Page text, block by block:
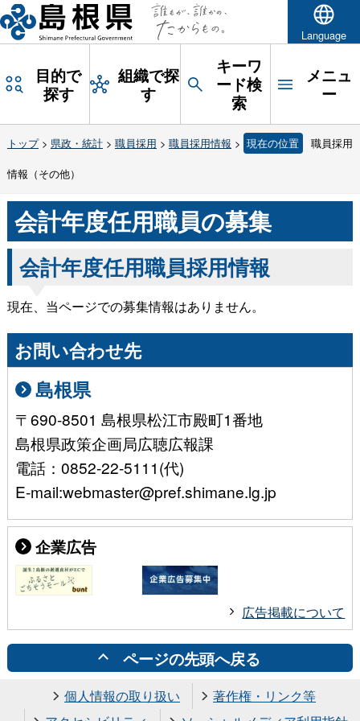
Language
目的で
探す
組織で探
す
キーワ
ード検
索
メニュ
ー
トップ> 県政・統計> 職員採用 > 職員採用情報 > 現在の位置
職員採用
情報（その他）
会計年度任用職員の募集
会計年度任用職員採用情報
現在、当ページでの募集情報はありません。
お問い合わせ先
島根県
〒690-8501 島根県松江市殿町1番地
島根県政策企画局広聴広報課
電話：0852-22-5111(代)
E-mail:webmaster@pref.shimane.lg.jp
企業広告
広告掲載について
ページの先頭へ戻る
個人情報の取り扱い
著作権・リンク等